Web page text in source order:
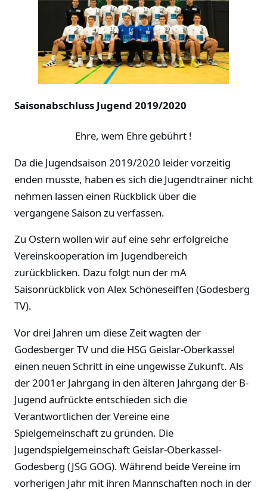
Saisonabschluss Jugend 2019/2020
Ehre, wem Ehre gebührt !
Da die Jugendsaison 2019/2020 leider vorzeitig
enden musste, haben es sich die Jugendtrainer nicht
nehmen lassen einen Rückblick über die
vergangene Saison zu verfassen.
Zu Ostern wollen wir auf eine sehr erfolgreiche
Vereinskooperation im Jugendbereich
zurückblicken. Dazu folgt nun der mA
Saisonrückblick von Alex Schöneseiffen (Godesberg
TV).
Vor drei Jahren um diese Zeit wagten der
Godesberger TV und die HSG Geislar-Oberkassel
einen neuen Schritt in eine ungewisse Zukunft. Als
der 2001er Jahrgang in den älteren Jahrgang der B-
Jugend aufrückte entschieden sich die
Verantwortlichen der Vereine eine
Spielgemeinschaft zu gründen. Die
Jugendspielgemeinschaft Geislar-Oberkassel-
Godesberg (JSG GOG). Während beide Vereine im
vorherigen Jahr mit ihren Mannschaften noch in der